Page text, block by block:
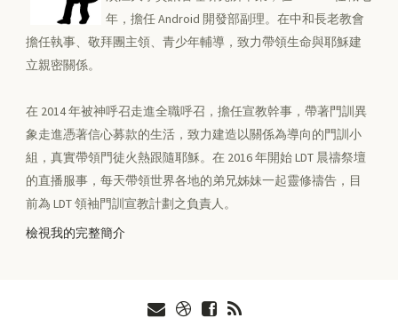
年，擔任 Android 開發部副理。在中和長老教會
擔任執事、敬拜團主領、青少年輔導，致力帶領生命與耶穌建
立親密關係。
在 2014 年被神呼召走進全職呼召，擔任宣教幹事，帶著門訓異
象走進憑著信心募款的生活，致力建造以關係為導向的門訓小
組，真實帶領門徒火熱跟隨耶穌。在 2016 年開始 LDT 晨禱祭壇
的直播服事，每天帶領世界各地的弟兄姊妹一起靈修禱告，目
前為 LDT 領袖門訓宣教計劃之負責人。
檢視我的完整簡介